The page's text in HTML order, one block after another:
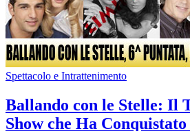
Spettacolo e Intrattenimento
Ballando con le Stelle: Il
Show che Ha